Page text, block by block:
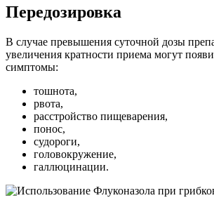
Передозировка
В случае превышения суточной дозы
увеличения кратности приема могут
симптомы:
тошнота,
рвота,
расстройство пищеварения,
понос,
судороги,
головокружение,
галлюцинации.